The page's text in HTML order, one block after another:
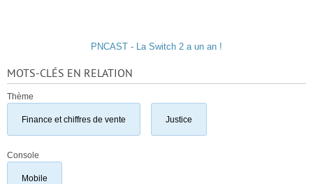
PNCAST - La Switch 2 a un an !
MOTS-CLÉS EN RELATION
Thème
Finance et chiffres de vente Justice
Console
Mobile